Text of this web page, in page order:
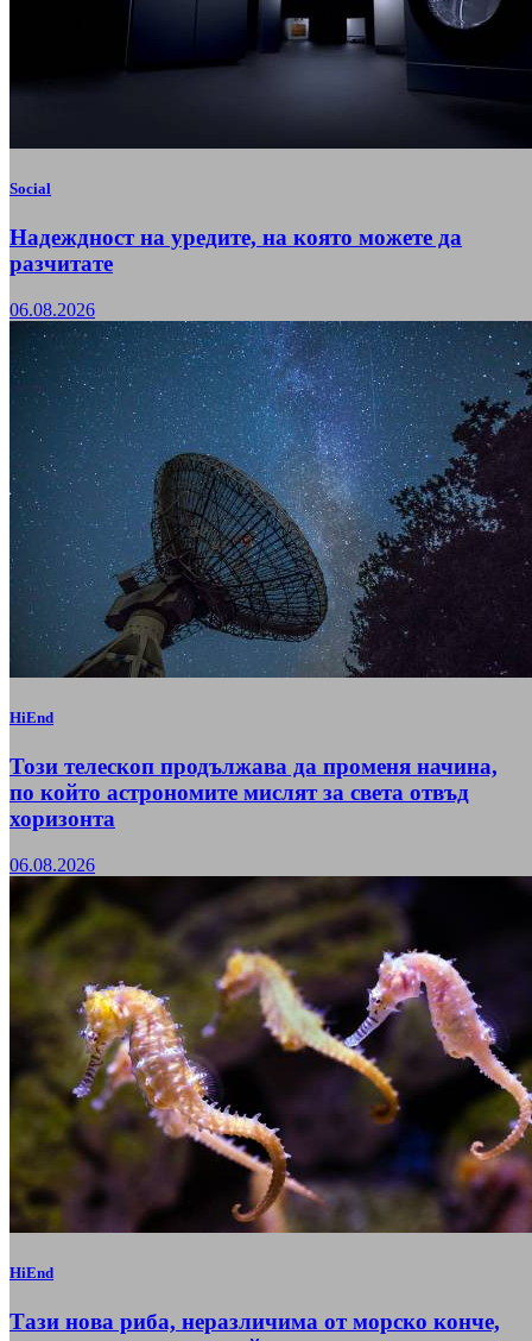
Social
Надеждност на уредите, на която можете да
разчитате
06.08.2026
HiEnd
Този телескоп продължава да променя начина,
по който астрономите мислят за света отвъд
хоризонта
06.08.2026
HiEnd
Тази нова риба, неразличима от морско конче,